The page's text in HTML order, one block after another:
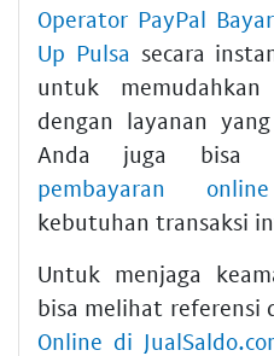
Operator PayPal
Up Pulsa secara
untuk
dengan layanan
Anda juga bisa
pembayaran online
kebutuhan transaksi
Untuk menjaga
bisa melihat referensi
Online di